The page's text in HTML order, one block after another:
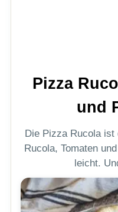
Pizza
und
Die Pizza Rucola
Rucola, Tomaten
leicht.